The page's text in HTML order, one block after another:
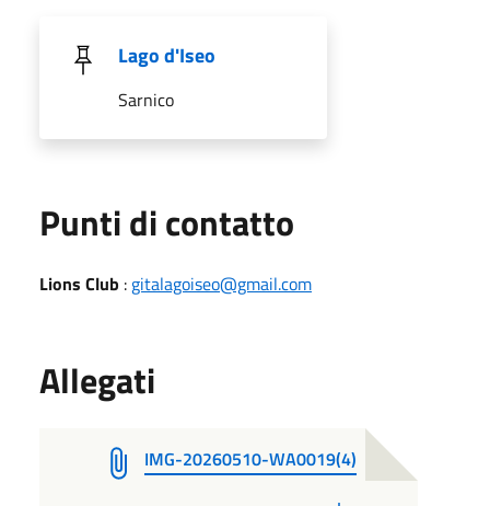
Lago d'Iseo
Sarnico
Punti di contatto
Lions Club : gitalagoiseo@gmail.com
Allegati
IMG-20260510-WA0019(4)